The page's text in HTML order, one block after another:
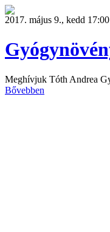
2017. május 9., kedd 17:00
Meghívjuk Tóth Andrea
Bővebben